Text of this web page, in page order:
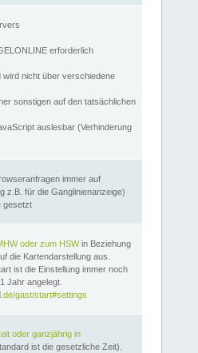
erforderlich
wird nicht über verschiedene
sonstigen auf den tatsächlichen
auslesbar (Verhinderung
immer auf
z.B. für die Ganglinienanzeige)
gesetzt
oder zum HSWin Beziehung
die Kartendarstellung aus.
ist die Einstellung immer noch
Jahr angelegt.
gast/start#settings
oder ganzjährig in
ist die gesetzliche Zeit).